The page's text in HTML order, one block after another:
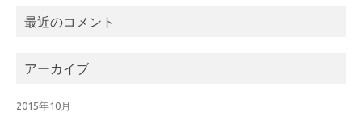
最近のコメント
アーカイブ
2015年10月